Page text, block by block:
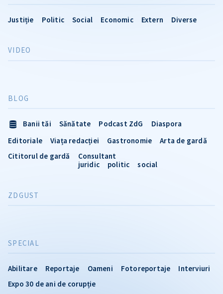
Justiție Politic Social Economic Extern Diverse
VIDEO
SPECIAL
Abilitare Reportaje Oameni Fotoreportaje
Interviuri
Expo 30 de ani de corupție
BLOG
Banii tăi Sănătate Podcast ZdG
Diaspora
Editoriale
Viața redacției Gastronomie
Arta de gardă
Cititorul de gardă
Consultant
juridic
politic social
ZDGUST